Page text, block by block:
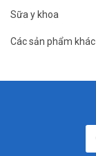
Sữa y khoa
Các sản phẩm khác